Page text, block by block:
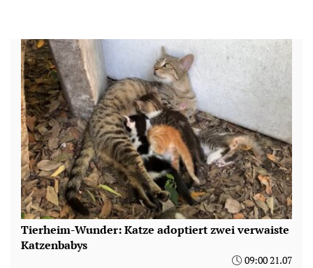
Tierheim-Wunder: Katze adoptiert zwei verwaiste
Katzenbabys
09:00 21.07